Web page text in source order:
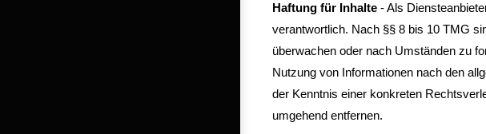
Haftung für Inhalte - Als
verantwortlich. Nach §§ 8 bis 10 TMG
überwachen oder nach Umständen zu
Nutzung von Informationen nach den
der Kenntnis einer konkreten
umgehend entfernen.